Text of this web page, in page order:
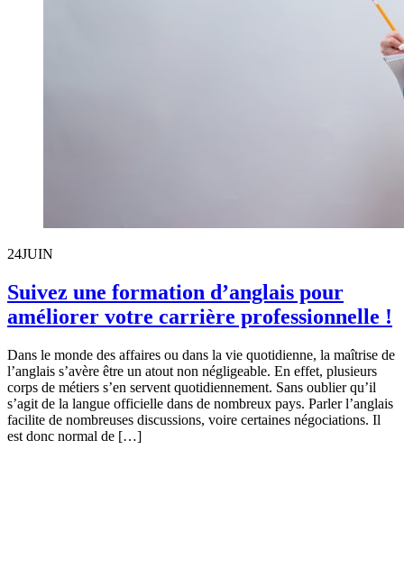
24JUIN
Suivez une formation d’anglais pour
améliorer votre carrière professionnelle !
Dans le monde des affaires ou dans la vie quotidienne, la maîtrise de
l’anglais s’avère être un atout non négligeable. En effet, plusieurs
corps de métiers s’en servent quotidiennement. Sans oublier qu’il
s’agit de la langue officielle dans de nombreux pays. Parler l’anglais
facilite de nombreuses discussions, voire certaines négociations. Il
est donc normal de […]